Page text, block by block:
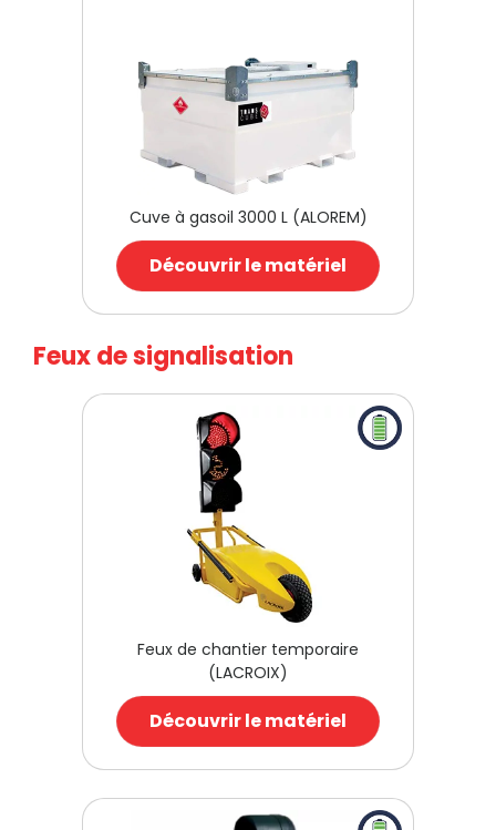
Cuve à gasoil 3000 L (ALOREM)
Découvrir le matériel
Feux de signalisation
Feux de chantier temporaire
(LACROIX)
Découvrir le matériel